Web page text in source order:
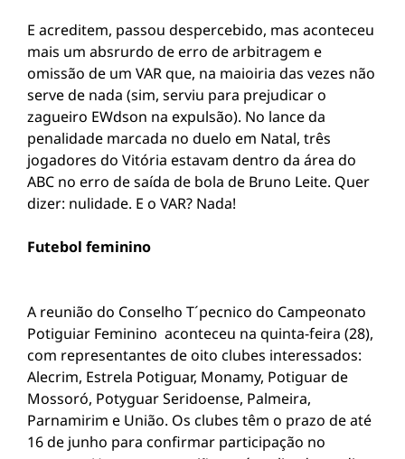
E acreditem, passou despercebido, mas aconteceu
mais um absrurdo de erro de arbitragem e
omissão de um VAR que, na maioiria das vezes não
serve de nada (sim, serviu para prejudicar o
zagueiro EWdson na expulsão). No lance da
penalidade marcada no duelo em Natal, três
jogadores do Vitória estavam dentro da área do
ABC no erro de saída de bola de Bruno Leite. Quer
dizer: nulidade. E o VAR? Nada!
Futebol feminino
A reunião do Conselho T´pecnico do Campeonato
Potiguiar Feminino aconteceu na quinta-feira (28),
com representantes de oito clubes interessados:
Alecrim, Estrela Potiguar, Monamy, Potiguar de
Mossoró, Potyguar Seridoense, Palmeira,
Parnamirim e União. Os clubes têm o prazo de até
16 de junho para confirmar participação no